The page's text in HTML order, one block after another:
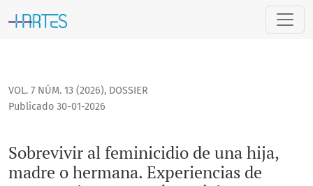
Sobrevivir al feminicidio de una hija, madre o hermana.
VOL. 7 NÚM. 13 (2026), DOSSIER
Sobrevivir al feminicidio de una hija,
madre o hermana. Experiencias de
Publicado 30-01-2026